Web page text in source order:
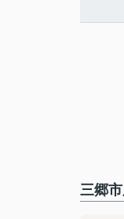
三郷